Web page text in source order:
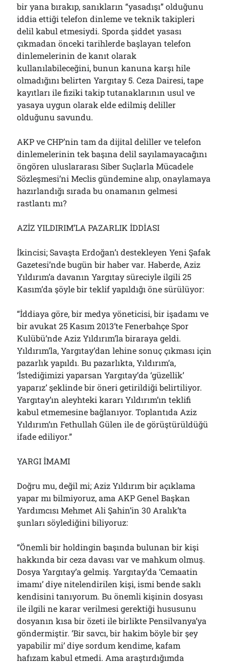
bir yana bırakıp, sanıkların “yasadışı” olduğunu
iddia ettiği telefon dinleme ve teknik takipleri
delil kabul etmesiydi. Sporda şiddet yasası
çıkmadan önceki tarihlerde başlayan telefon
dinlemelerinin de kanıt olarak
kullanılabileceğini, bunun kanuna karşı hile
olmadığını belirten Yargıtay 5. Ceza Dairesi, tape
kayıtları ile fiziki takip tutanaklarının usul ve
yasaya uygun olarak elde edilmiş deliller
olduğunu savundu.
AKP ve CHP’nin tam da dijital deliller ve telefon
dinlemelerinin tek başına delil sayılamayacağını
öngören uluslararası Siber Suçlarla Mücadele
Sözleşmesi’ni Meclis gündemine alıp, onaylamaya
hazırlandığı sırada bu onamanın gelmesi
rastlantı mı?
AZİZ YILDIRIM’LA PAZARLIK İDDİASI
İkincisi; Savaşta Erdoğan’ı destekleyen Yeni Şafak
Gazetesi’nde bugün bir haber var. Haberde, Aziz
Yıldırım’a davanın Yargıtay süreciyle ilgili 25
Kasım’da şöyle bir teklif yapıldığı öne sürülüyor:
“İddiaya göre, bir medya yöneticisi, bir işadamı ve
bir avukat 25 Kasım 2013’te Fenerbahçe Spor
Kulübü’nde Aziz Yıldırım’la biraraya geldi.
Yıldırım’la, Yargıtay’dan lehine sonuç çıkması için
pazarlık yapıldı. Bu pazarlıkta, Yıldırım’a,
‘İstediğimizi yaparsan Yargıtay’da ‘güzellik’
yaparız’ şeklinde bir öneri getirildiği belirtiliyor.
Yargıtay’ın aleyhteki kararı Yıldırım’ın teklifi
kabul etmemesine bağlanıyor. Toplantıda Aziz
Yıldırım’ın Fethullah Gülen ile de görüştürüldüğü
ifade ediliyor.”
YARGI İMAMI
Doğru mu, değil mi; Aziz Yıldırım bir açıklama
yapar mı bilmiyoruz, ama AKP Genel Başkan
Yardımcısı Mehmet Ali Şahin’in 30 Aralık’ta
şunları söylediğini biliyoruz:
“Önemli bir holdingin başında bulunan bir kişi
hakkında bir ceza davası var ve mahkum olmuş.
Dosya Yargıtay’a gelmiş. Yargıtay’da ‘Cemaatin
imamı’ diye nitelendirilen kişi, ismi bende saklı
kendisini tanıyorum. Bu önemli kişinin dosyası
ile ilgili ne karar verilmesi gerektiği hususunu
dosyanın kısa bir özeti ile birlikte Pensilvanya’ya
göndermiştir. ‘Bir savcı, bir hakim böyle bir şey
yapabilir mi’ diye sordum kendime, kafam
hafızam kabul etmedi. Ama araştırdığımda